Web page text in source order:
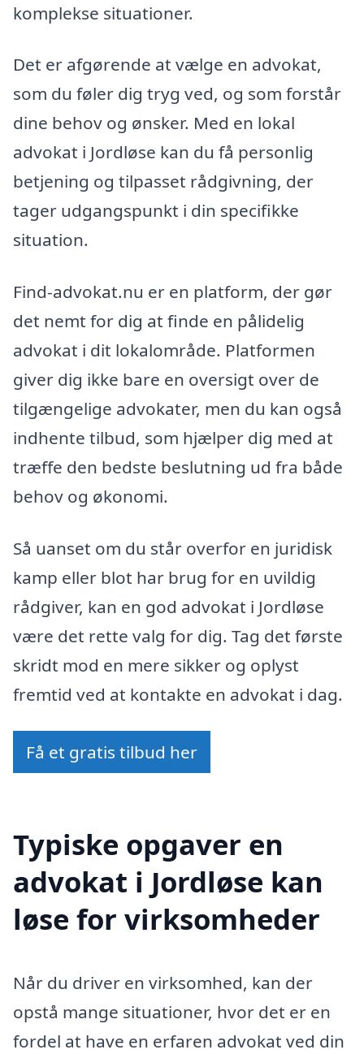
komplekse situationer.
Det er afgørende at vælge en advokat,
som du føler dig tryg ved, og som forstår
dine behov og ønsker. Med en lokal
advokat i Jordløse kan du få personlig
betjening og tilpasset rådgivning, der
tager udgangspunkt i din specifikke
situation.
Find-advokat.nu er en platform, der gør
det nemt for dig at finde en pålidelig
advokat i dit lokalområde. Platformen
giver dig ikke bare en oversigt over de
tilgængelige advokater, men du kan også
indhente tilbud, som hjælper dig med at
træffe den bedste beslutning ud fra både
behov og økonomi.
Så uanset om du står overfor en juridisk
kamp eller blot har brug for en uvildig
rådgiver, kan en god advokat i Jordløse
være det rette valg for dig. Tag det første
skridt mod en mere sikker og oplyst
fremtid ved at kontakte en advokat i dag.
Få et gratis tilbud her
Typiske opgaver en
advokat i Jordløse kan
løse for virksomheder
Når du driver en virksomhed, kan der
opstå mange situationer, hvor det er en
fordel at have en erfaren advokat ved din